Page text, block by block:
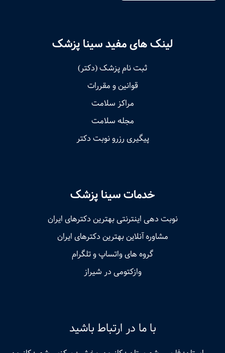
لینک های مفید سینا پزشک
ثبت نام پزشک (دکتر)
قوانین و مقررات
مراکز سلامت
مجله سلامت
پیگیری رزرو نوبت دکتر
خدمات سینا پزشک
نوبت‌ دهی اینترنتی بهترین دکترهای ایران
مشاوره آنلاین بهترین دکترهای ایران
گروه های واتساپ و تلگرام
وازکتومی در شیراز
با ما در ارتباط باشید